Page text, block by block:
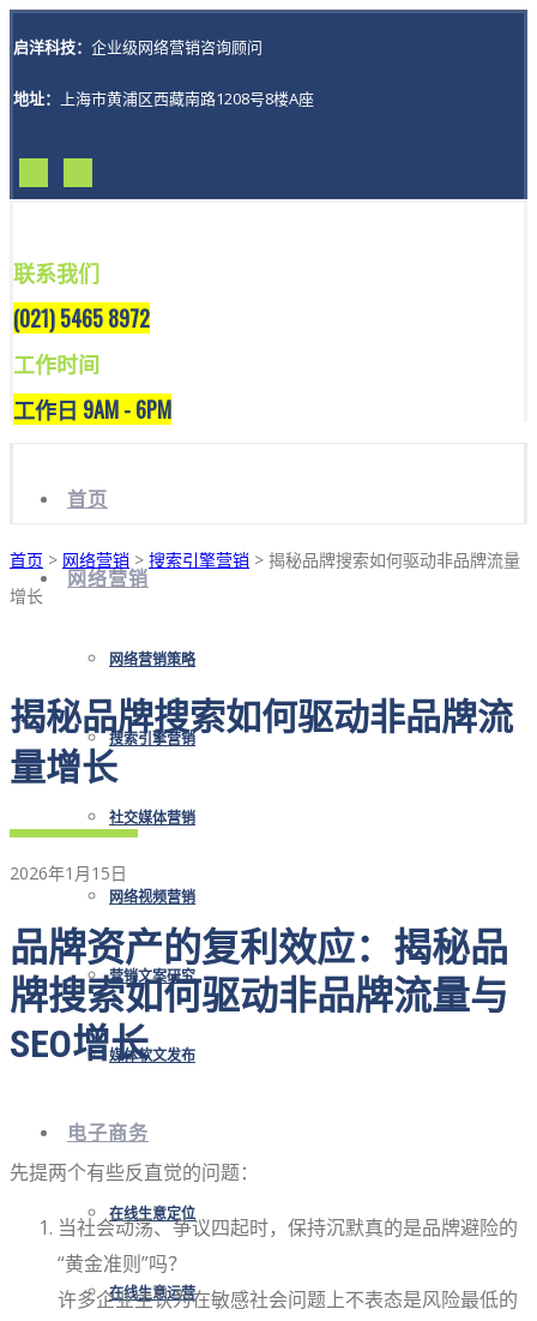
启洋科技： 企业级网络营销咨询顾问
地址： 上海市黄浦区西藏南路1208号8楼A座
联系我们
(021) 5465 8972
工作时间
工作日 9AM - 6PM
首页
网络营销
网络营销策略
搜索引擎营销
社交媒体营销
网络视频营销
营销文案研究
媒体软文发布
电子商务
在线生意定位
在线生意运营
首页 > 网络营销 > 搜索引擎营销 > 揭秘品牌搜索如何驱动非品牌流量
增长
揭秘品牌搜索如何驱动非品牌流
量增长
2026年1月15日
品牌资产的复利效应：揭秘品
牌搜索如何驱动非品牌流量与
SEO增长
先提两个有些反直觉的问题：
当社会动荡、争议四起时，保持沉默真的是品牌避险的
“黄金准则”吗？
许多企业主认为在敏感社会问题上不表态是风险最低的